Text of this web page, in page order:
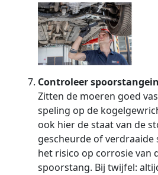
Controleer
Zitten de moeren goed
speling op de
ook hier de staat van de
gescheurde of
het risico op corrosie van
spoorstang. Bij twijfel: